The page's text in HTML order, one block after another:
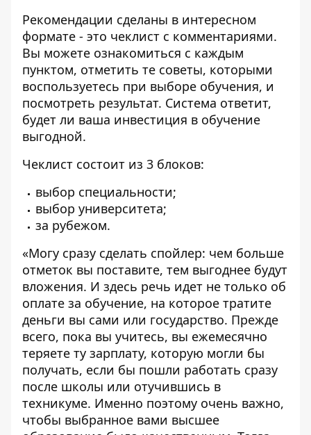
Рекомендации сделаны в интересном
формате - это чеклист с комментариями.
Вы можете ознакомиться с каждым
пунктом, отметить те советы, которыми
воспользуетесь при выборе обучения, и
посмотреть результат. Система ответит,
будет ли ваша инвестиция в обучение
выгодной.
Чеклист состоит из 3 блоков:
выбор специальности;
выбор университета;
за рубежом.
«Могу сразу сделать спойлер: чем больше
отметок вы поставите, тем выгоднее будут
вложения. И здесь речь идет не только об
оплате за обучение, на которое тратите
деньги вы сами или государство. Прежде
всего, пока вы учитесь, вы ежемесячно
теряете ту зарплату, которую могли бы
получать, если бы пошли работать сразу
после школы или отучившись в
техникуме. Именно поэтому очень важно,
чтобы выбранное вами высшее